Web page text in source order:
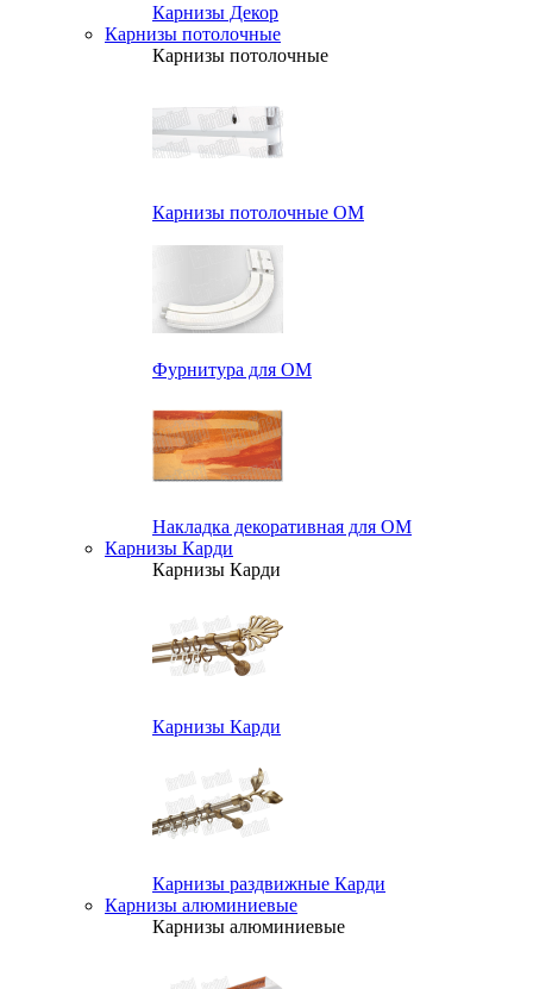
Карнизы Декор
Карнизы потолочные
Карнизы потолочные
Карнизы потолочные ОМ
Фурнитура для ОМ
Накладка декоративная для ОМ
Карнизы Карди
Карнизы Карди
Карнизы Карди
Карнизы раздвижные Карди
Карнизы алюминиевые
Карнизы алюминиевые